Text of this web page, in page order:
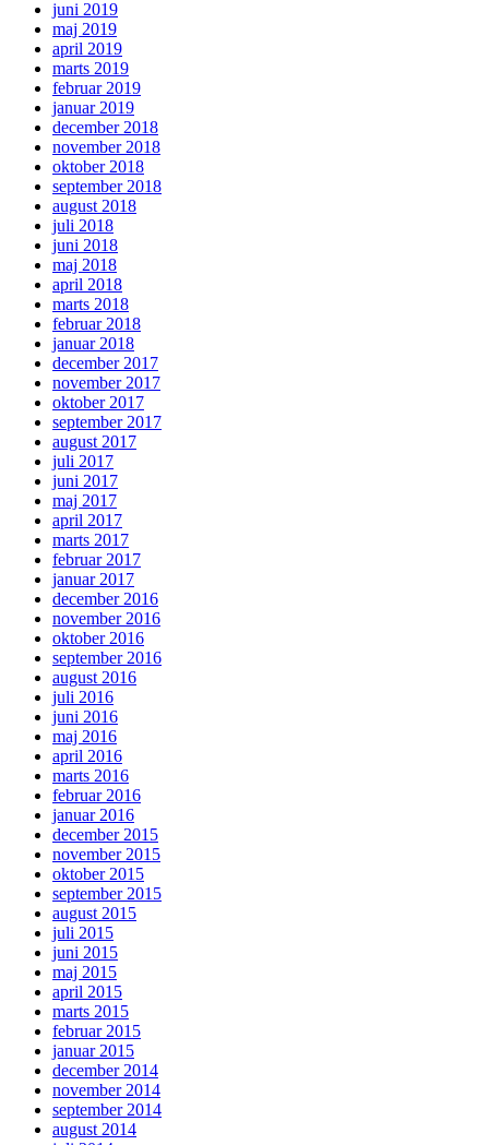
juni 2019
maj 2019
april 2019
marts 2019
februar 2019
januar 2019
december 2018
november 2018
oktober 2018
september 2018
august 2018
juli 2018
juni 2018
maj 2018
april 2018
marts 2018
februar 2018
januar 2018
december 2017
november 2017
oktober 2017
september 2017
august 2017
juli 2017
juni 2017
maj 2017
april 2017
marts 2017
februar 2017
januar 2017
december 2016
november 2016
oktober 2016
september 2016
august 2016
juli 2016
juni 2016
maj 2016
april 2016
marts 2016
februar 2016
januar 2016
december 2015
november 2015
oktober 2015
september 2015
august 2015
juli 2015
juni 2015
maj 2015
april 2015
marts 2015
februar 2015
januar 2015
december 2014
november 2014
september 2014
august 2014